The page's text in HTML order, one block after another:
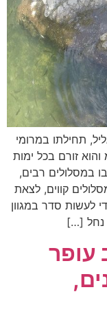
תחילתו במרומי
זורם בכל ימות
במסלולים רבים,
קווים, לצאת
לעשות סדר במגוון
נחל […]
עופר